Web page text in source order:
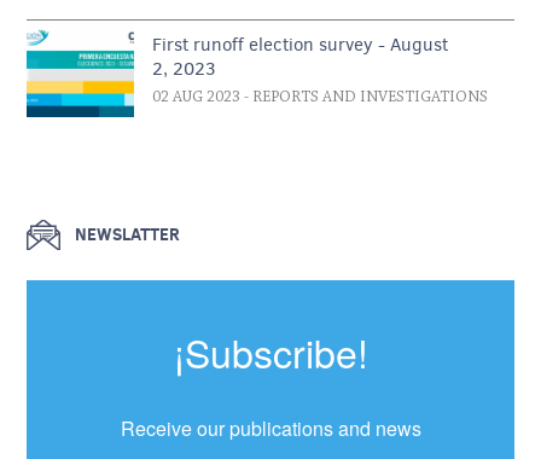
First runoff election survey - August
2, 2023
02 AUG 2023 - REPORTS AND INVESTIGATIONS
NEWSLATTER
¡Subscribe!
Receive our publications and news